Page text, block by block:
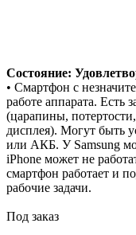
Состояние:
• Смартфон с
работе аппарата. Есть
(царапины,
дисплея). Могут быть
или АКБ. У Samsung
iPhone может не
смартфон работает и
рабочие задачи.
Под заказ